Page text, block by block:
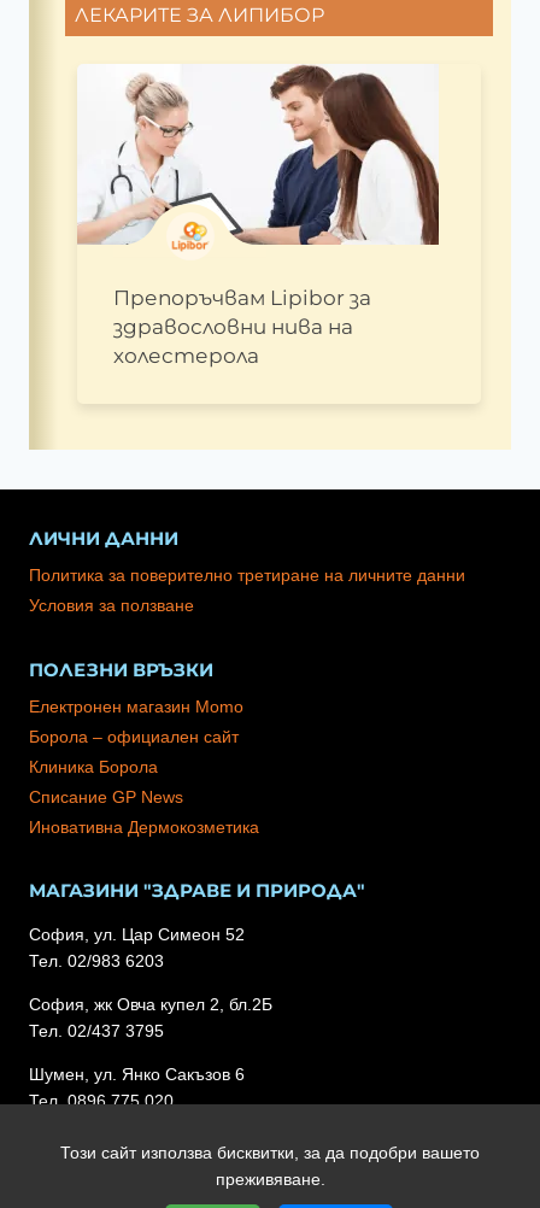
ЛЕКАРИТЕ ЗА ЛИПИБОР
Препоръчвам Lipibor за
здравословни нива на
холестерола
ЛИЧНИ ДАННИ
Политика за поверително третиране на личните данни
Условия за ползване
ПОЛЕЗНИ ВРЪЗКИ
Електронен магазин Momo
Борола – официален сайт
Клиника Борола
Списание GP News
Иновативна Дермокозметика
МАГАЗИНИ "ЗДРАВЕ И ПРИРОДА"
София, ул. Цар Симеон 52
Тел. 02/983 6203
София, жк Овча купел 2, бл.2Б
Тел. 02/437 3795
Шумен, ул. Янко Сакъзов 6
Тел. 0896 775 020
Copyright 2026 Lipibor.com | Всички права запазени | Уеб
Този сайт използва бисквитки, за да подобри вашето
преживяване.